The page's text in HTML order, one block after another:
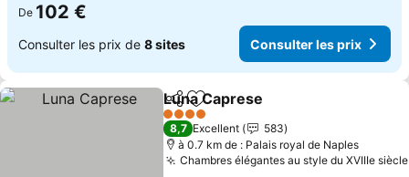
De 102 €
Consulter les prix de 8 sites Consulter les prix
PartagerAjouter à mes favoris
Luna Caprese
4 Étoiles
8,7 Excellent
583
à 0.7 km de : Palais royal de Naples
Chambres élégantes au style du XVIIIe siècle